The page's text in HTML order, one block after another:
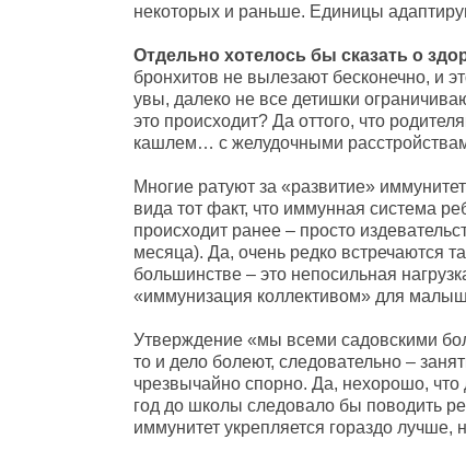
некоторых и раньше. Единицы
Отдельно хотелось бы сказать о
бронхитов не вылезают бесконечно, и
увы, далеко не все детишки
это происходит? Да оттого, что
кашлем… с желудочными
Многие ратуют за «развитие»
вида тот факт, что иммунная система
происходит ранее – просто
месяца). Да, очень редко встречаются
большинстве – это непосильная
«иммунизация коллективом» для
Утверждение «мы всеми садовскими
то и дело болеют, следовательно –
чрезвычайно спорно. Да, нехорошо, что
год до школы следовало бы поводить
иммунитет укрепляется гораздо